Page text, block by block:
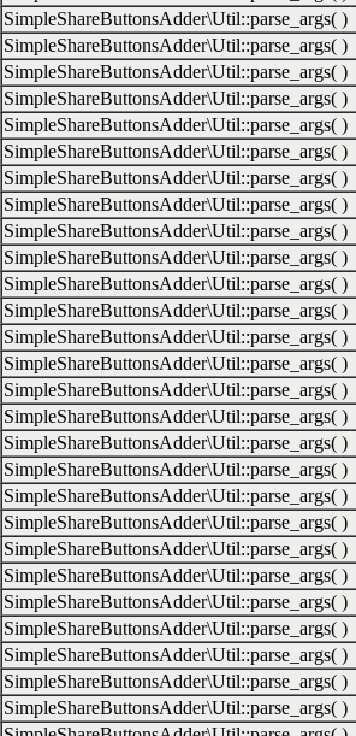
SimpleShareButtonsAdder\Util::parse_args( )
SimpleShareButtonsAdder\Util::parse_args( )
SimpleShareButtonsAdder\Util::parse_args( )
SimpleShareButtonsAdder\Util::parse_args( )
SimpleShareButtonsAdder\Util::parse_args( )
SimpleShareButtonsAdder\Util::parse_args( )
SimpleShareButtonsAdder\Util::parse_args( )
SimpleShareButtonsAdder\Util::parse_args( )
SimpleShareButtonsAdder\Util::parse_args( )
SimpleShareButtonsAdder\Util::parse_args( )
SimpleShareButtonsAdder\Util::parse_args( )
SimpleShareButtonsAdder\Util::parse_args( )
SimpleShareButtonsAdder\Util::parse_args( )
SimpleShareButtonsAdder\Util::parse_args( )
SimpleShareButtonsAdder\Util::parse_args( )
SimpleShareButtonsAdder\Util::parse_args( )
SimpleShareButtonsAdder\Util::parse_args( )
SimpleShareButtonsAdder\Util::parse_args( )
SimpleShareButtonsAdder\Util::parse_args( )
SimpleShareButtonsAdder\Util::parse_args( )
SimpleShareButtonsAdder\Util::parse_args( )
SimpleShareButtonsAdder\Util::parse_args( )
SimpleShareButtonsAdder\Util::parse_args( )
SimpleShareButtonsAdder\Util::parse_args( )
SimpleShareButtonsAdder\Util::parse_args( )
SimpleShareButtonsAdder\Util::parse_args( )
SimpleShareButtonsAdder\Util::parse_args( )